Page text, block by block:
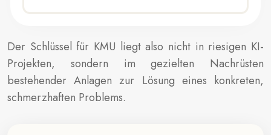
Der Schlüssel für KMU liegt also nicht in riesigen KI-
Projekten, sondern im gezielten Nachrüsten
bestehender Anlagen zur Lösung eines konkreten,
schmerzhaften Problems.